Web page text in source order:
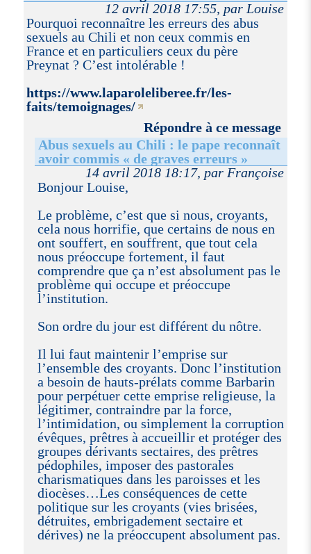
12 avril 2018 17:55, par Louise
Pourquoi reconnaître les erreurs des abus
sexuels au Chili et non ceux commis en
France et en particuliers ceux du père
Preynat ? C’est intolérable !
https://www.laparoleliberee.fr/les-
faits/temoignages/
Répondre à ce message
Abus sexuels au Chili : le pape reconnaît
avoir commis « de graves erreurs »
14 avril 2018 18:17, par Françoise
Bonjour Louise,
Le problème, c’est que si nous, croyants,
cela nous horrifie, que certains de nous en
ont souffert, en souffrent, que tout cela
nous préoccupe fortement, il faut
comprendre que ça n’est absolument pas le
problème qui occupe et préoccupe
l’institution.
Son ordre du jour est différent du nôtre.
Il lui faut maintenir l’emprise sur
l’ensemble des croyants. Donc l’institution
a besoin de hauts-prélats comme Barbarin
pour perpétuer cette emprise religieuse, la
légitimer, contraindre par la force,
l’intimidation, ou simplement la corruption
évêques, prêtres à accueillir et protéger des
groupes dérivants sectaires, des prêtres
pédophiles, imposer des pastorales
charismatiques dans les paroisses et les
diocèses…Les conséquences de cette
politique sur les croyants (vies brisées,
détruites, embrigadement sectaire et
dérives) ne la préoccupent absolument pas.